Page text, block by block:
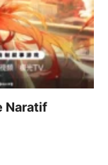
Naratif